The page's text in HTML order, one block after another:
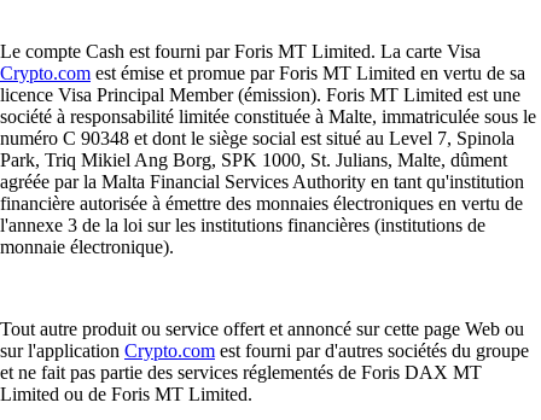
Le compte Cash est fourni par Foris MT Limited. La carte Visa
Crypto.com est émise et promue par Foris MT Limited en vertu de sa
licence Visa Principal Member (émission). Foris MT Limited est une
société à responsabilité limitée constituée à Malte, immatriculée sous le
numéro C 90348 et dont le siège social est situé au Level 7, Spinola
Park, Triq Mikiel Ang Borg, SPK 1000, St. Julians, Malte, dûment
agréée par la Malta Financial Services Authority en tant qu'institution
financière autorisée à émettre des monnaies électroniques en vertu de
l'annexe 3 de la loi sur les institutions financières (institutions de
monnaie électronique).
Tout autre produit ou service offert et annoncé sur cette page Web ou
sur l'application Crypto.com est fourni par d'autres sociétés du groupe
et ne fait pas partie des services réglementés de Foris DAX MT
Limited ou de Foris MT Limited.